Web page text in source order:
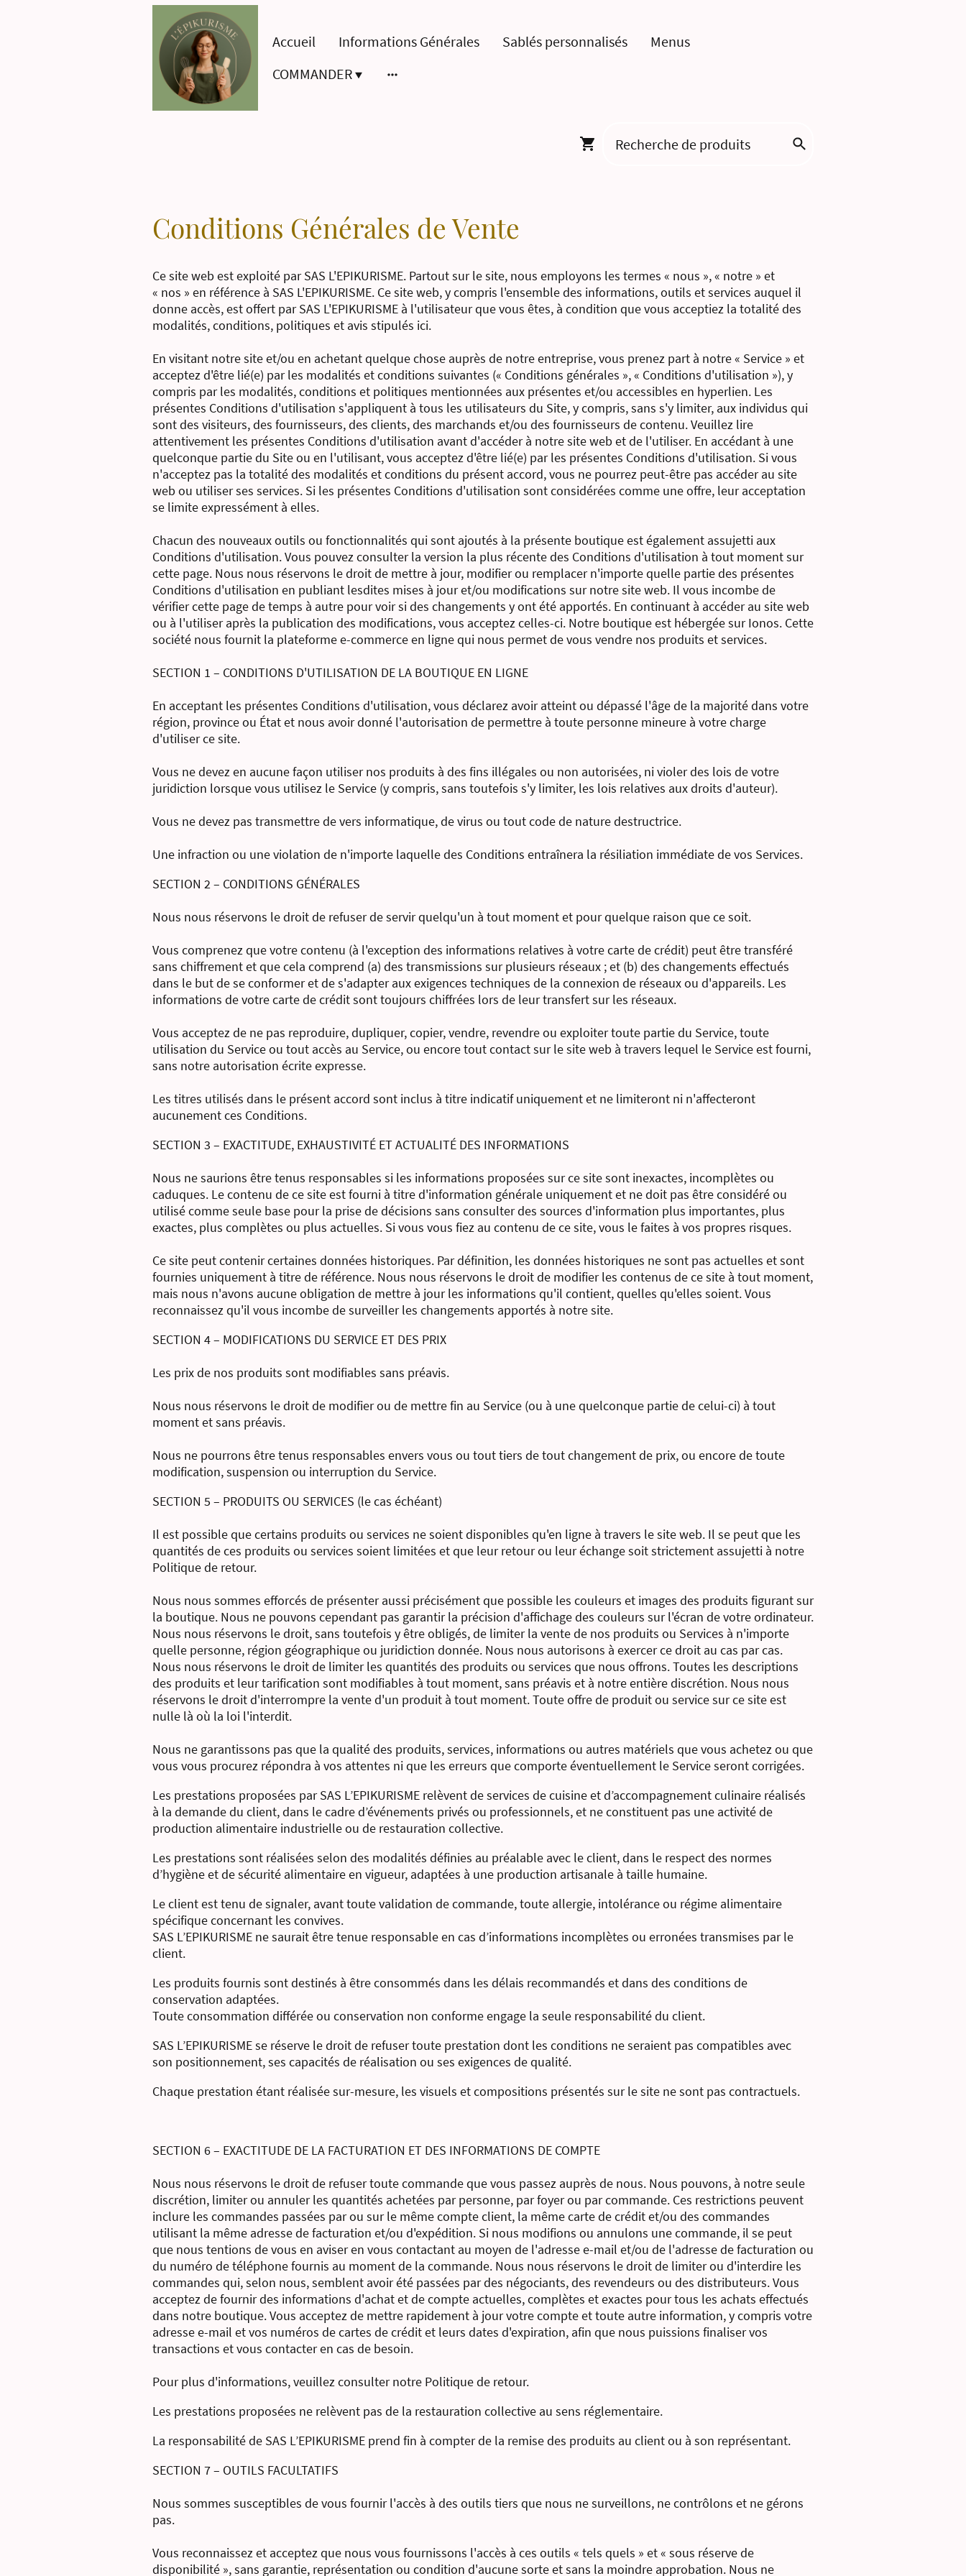
Accueil Informations Générales Sablés personnalisés
Menus
COMMANDER
Conditions Générales de Vente
Ce site web est exploité par SAS L'EPIKURISME. Partout sur le site, nous employons les termes « nous », « notre » et
« nos » en référence à SAS L'EPIKURISME. Ce site web, y compris l'ensemble des informations, outils et services auquel il
donne accès, est offert par SAS L'EPIKURISME à l'utilisateur que vous êtes, à condition que vous acceptiez la totalité des
modalités, conditions, politiques et avis stipulés ici.
En visitant notre site et/ou en achetant quelque chose auprès de notre entreprise, vous prenez part à notre « Service » et
acceptez d'être lié(e) par les modalités et conditions suivantes (« Conditions générales », « Conditions d'utilisation »), y
compris par les modalités, conditions et politiques mentionnées aux présentes et/ou accessibles en hyperlien. Les
présentes Conditions d'utilisation s'appliquent à tous les utilisateurs du Site, y compris, sans s'y limiter, aux individus qui
sont des visiteurs, des fournisseurs, des clients, des marchands et/ou des fournisseurs de contenu. Veuillez lire
attentivement les présentes Conditions d'utilisation avant d'accéder à notre site web et de l'utiliser. En accédant à une
quelconque partie du Site ou en l'utilisant, vous acceptez d'être lié(e) par les présentes Conditions d'utilisation. Si vous
n'acceptez pas la totalité des modalités et conditions du présent accord, vous ne pourrez peut-être pas accéder au site
web ou utiliser ses services. Si les présentes Conditions d'utilisation sont considérées comme une offre, leur acceptation
se limite expressément à elles.
Chacun des nouveaux outils ou fonctionnalités qui sont ajoutés à la présente boutique est également assujetti aux
Conditions d'utilisation. Vous pouvez consulter la version la plus récente des Conditions d'utilisation à tout moment sur
cette page. Nous nous réservons le droit de mettre à jour, modifier ou remplacer n'importe quelle partie des présentes
Conditions d'utilisation en publiant lesdites mises à jour et/ou modifications sur notre site web. Il vous incombe de
vérifier cette page de temps à autre pour voir si des changements y ont été apportés. En continuant à accéder au site web
ou à l'utiliser après la publication des modifications, vous acceptez celles-ci. Notre boutique est hébergée sur Ionos. Cette
société nous fournit la plateforme e-commerce en ligne qui nous permet de vous vendre nos produits et services.
SECTION 1 – CONDITIONS D'UTILISATION DE LA BOUTIQUE EN LIGNE
En acceptant les présentes Conditions d'utilisation, vous déclarez avoir atteint ou dépassé l'âge de la majorité dans votre
région, province ou État et nous avoir donné l'autorisation de permettre à toute personne mineure à votre charge
d'utiliser ce site.
Vous ne devez en aucune façon utiliser nos produits à des fins illégales ou non autorisées, ni violer des lois de votre
juridiction lorsque vous utilisez le Service (y compris, sans toutefois s'y limiter, les lois relatives aux droits d'auteur).
Vous ne devez pas transmettre de vers informatique, de virus ou tout code de nature destructrice.
Une infraction ou une violation de n'importe laquelle des Conditions entraînera la résiliation immédiate de vos Services.
SECTION 2 – CONDITIONS GÉNÉRALES
Nous nous réservons le droit de refuser de servir quelqu'un à tout moment et pour quelque raison que ce soit.
Vous comprenez que votre contenu (à l'exception des informations relatives à votre carte de crédit) peut être transféré
sans chiffrement et que cela comprend (a) des transmissions sur plusieurs réseaux ; et (b) des changements effectués
dans le but de se conformer et de s'adapter aux exigences techniques de la connexion de réseaux ou d'appareils. Les
informations de votre carte de crédit sont toujours chiffrées lors de leur transfert sur les réseaux.
Vous acceptez de ne pas reproduire, dupliquer, copier, vendre, revendre ou exploiter toute partie du Service, toute
utilisation du Service ou tout accès au Service, ou encore tout contact sur le site web à travers lequel le Service est fourni,
sans notre autorisation écrite expresse.
Les titres utilisés dans le présent accord sont inclus à titre indicatif uniquement et ne limiteront ni n'affecteront
aucunement ces Conditions.
SECTION 3 – EXACTITUDE, EXHAUSTIVITÉ ET ACTUALITÉ DES INFORMATIONS
Nous ne saurions être tenus responsables si les informations proposées sur ce site sont inexactes, incomplètes ou
caduques. Le contenu de ce site est fourni à titre d'information générale uniquement et ne doit pas être considéré ou
utilisé comme seule base pour la prise de décisions sans consulter des sources d'information plus importantes, plus
exactes, plus complètes ou plus actuelles. Si vous vous fiez au contenu de ce site, vous le faites à vos propres risques.
Ce site peut contenir certaines données historiques. Par définition, les données historiques ne sont pas actuelles et sont
fournies uniquement à titre de référence. Nous nous réservons le droit de modifier les contenus de ce site à tout moment,
mais nous n'avons aucune obligation de mettre à jour les informations qu'il contient, quelles qu'elles soient. Vous
reconnaissez qu'il vous incombe de surveiller les changements apportés à notre site.
SECTION 4 – MODIFICATIONS DU SERVICE ET DES PRIX
Les prix de nos produits sont modifiables sans préavis.
Nous nous réservons le droit de modifier ou de mettre fin au Service (ou à une quelconque partie de celui-ci) à tout
moment et sans préavis.
Nous ne pourrons être tenus responsables envers vous ou tout tiers de tout changement de prix, ou encore de toute
modification, suspension ou interruption du Service.
SECTION 5 – PRODUITS OU SERVICES (le cas échéant)
Il est possible que certains produits ou services ne soient disponibles qu'en ligne à travers le site web. Il se peut que les
quantités de ces produits ou services soient limitées et que leur retour ou leur échange soit strictement assujetti à notre
Politique de retour.
Nous nous sommes efforcés de présenter aussi précisément que possible les couleurs et images des produits figurant sur
la boutique. Nous ne pouvons cependant pas garantir la précision d'affichage des couleurs sur l'écran de votre ordinateur.
Nous nous réservons le droit, sans toutefois y être obligés, de limiter la vente de nos produits ou Services à n'importe
quelle personne, région géographique ou juridiction donnée. Nous nous autorisons à exercer ce droit au cas par cas.
Nous nous réservons le droit de limiter les quantités des produits ou services que nous offrons. Toutes les descriptions
des produits et leur tarification sont modifiables à tout moment, sans préavis et à notre entière discrétion. Nous nous
réservons le droit d'interrompre la vente d'un produit à tout moment. Toute offre de produit ou service sur ce site est
nulle là où la loi l'interdit.
Nous ne garantissons pas que la qualité des produits, services, informations ou autres matériels que vous achetez ou que
vous vous procurez répondra à vos attentes ni que les erreurs que comporte éventuellement le Service seront corrigées.
Les prestations proposées par SAS L’EPIKURISME relèvent de services de cuisine et d’accompagnement culinaire réalisés
à la demande du client, dans le cadre d’événements privés ou professionnels, et ne constituent pas une activité de
production alimentaire industrielle ou de restauration collective.
Les prestations sont réalisées selon des modalités définies au préalable avec le client, dans le respect des normes
d’hygiène et de sécurité alimentaire en vigueur, adaptées à une production artisanale à taille humaine.
Le client est tenu de signaler, avant toute validation de commande, toute allergie, intolérance ou régime alimentaire
spécifique concernant les convives.
SAS L’EPIKURISME ne saurait être tenue responsable en cas d’informations incomplètes ou erronées transmises par le
client.
Les produits fournis sont destinés à être consommés dans les délais recommandés et dans des conditions de
conservation adaptées.
Toute consommation différée ou conservation non conforme engage la seule responsabilité du client.
SAS L’EPIKURISME se réserve le droit de refuser toute prestation dont les conditions ne seraient pas compatibles avec
son positionnement, ses capacités de réalisation ou ses exigences de qualité.
Chaque prestation étant réalisée sur-mesure, les visuels et compositions présentés sur le site ne sont pas contractuels.
SECTION 6 – EXACTITUDE DE LA FACTURATION ET DES INFORMATIONS DE COMPTE
Nous nous réservons le droit de refuser toute commande que vous passez auprès de nous. Nous pouvons, à notre seule
discrétion, limiter ou annuler les quantités achetées par personne, par foyer ou par commande. Ces restrictions peuvent
inclure les commandes passées par ou sur le même compte client, la même carte de crédit et/ou des commandes
utilisant la même adresse de facturation et/ou d'expédition. Si nous modifions ou annulons une commande, il se peut
que nous tentions de vous en aviser en vous contactant au moyen de l'adresse e-mail et/ou de l'adresse de facturation ou
du numéro de téléphone fournis au moment de la commande. Nous nous réservons le droit de limiter ou d'interdire les
commandes qui, selon nous, semblent avoir été passées par des négociants, des revendeurs ou des distributeurs. Vous
acceptez de fournir des informations d'achat et de compte actuelles, complètes et exactes pour tous les achats effectués
dans notre boutique. Vous acceptez de mettre rapidement à jour votre compte et toute autre information, y compris votre
adresse e-mail et vos numéros de cartes de crédit et leurs dates d'expiration, afin que nous puissions finaliser vos
transactions et vous contacter en cas de besoin.
Pour plus d'informations, veuillez consulter notre Politique de retour.
Les prestations proposées ne relèvent pas de la restauration collective au sens réglementaire.
La responsabilité de SAS L’EPIKURISME prend fin à compter de la remise des produits au client ou à son représentant.
SECTION 7 – OUTILS FACULTATIFS
Nous sommes susceptibles de vous fournir l'accès à des outils tiers que nous ne surveillons, ne contrôlons et ne gérons
pas.
Vous reconnaissez et acceptez que nous vous fournissons l'accès à ces outils « tels quels » et « sous réserve de
disponibilité », sans garantie, représentation ou condition d'aucune sorte et sans la moindre approbation. Nous ne